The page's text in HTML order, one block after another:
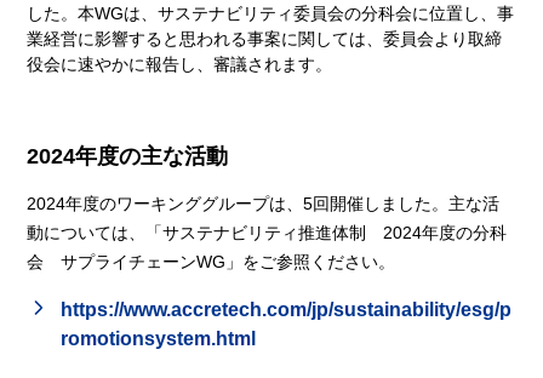
した。本WGは、サステナビリティ委員会の分科会に位置し、事
業経営に影響すると思われる事案に関しては、委員会より取締
役会に速やかに報告し、審議されます。
2024年度の主な活動
2024年度のワーキンググループは、5回開催しました。主な活
動については、「サステナビリティ推進体制 2024年度の分科
会 サプライチェーンWG」をご参照ください。
https://www.accretech.com/jp/sustainability/esg/p
romotionsystem.html